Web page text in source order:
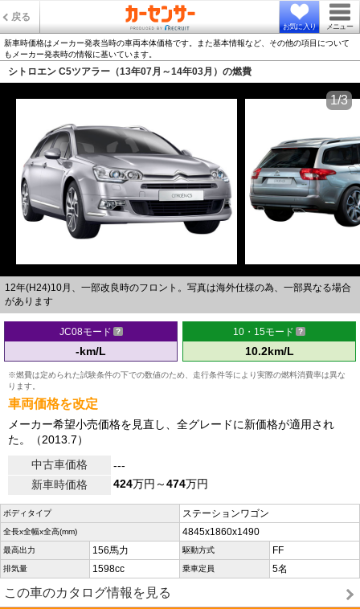
戻る
お気に入り メニュー
新車時価格はメーカー発表当時の車両本体価格です。また基本情報など、その他の項目について
もメーカー発表時の情報に基いています。
シトロエン C5ツアラー（13年07月～14年03月）の燃費
12年(H24)10月、一部改良時のフロント。写真は海外仕様の為、一部異なる場合
があります
1/3
JC08モード
-km/L
10・15モード
10.2km/L
※燃費は定められた試験条件の下での数値のため、走行条件等により実際の燃料消費率は異な
ります。
車両価格を改定
メーカー希望小売価格を見直し、全グレードに新価格が適用され
た。（2013.7）
中古車価格
---
新車時価格
424万円～474万円
ボディタイプ ステーションワゴン
全長x全幅x全高(mm) 4845x1860x1490
最高出力 156馬力 駆動方式 FF
排気量 1598cc 乗車定員 5名
この車のカタログ情報を見る